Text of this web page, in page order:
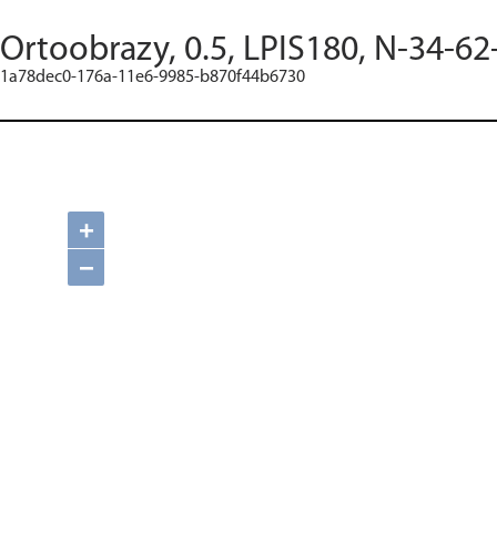
Ortoobrazy, 0.5, LPIS180, N-34-
1a78dec0-176a-11e6-9985-b870f44b6730
+
−